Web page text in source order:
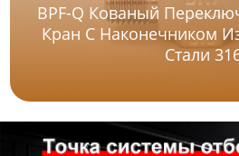
BPF-Q Кованый
Кран С Наконечником
Стали